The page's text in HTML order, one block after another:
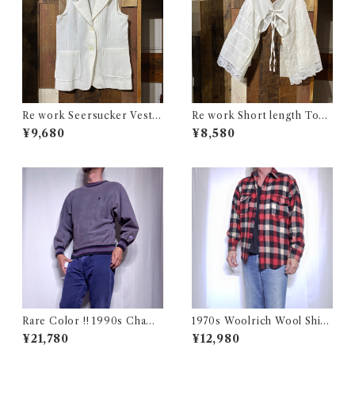
Re work Seersucker Vest /
リワーク シアサッカー ベスト
古着
¥9,680
Re work Short length Tops
/ リワーク ショート丈 ボレロ
シャツ 古着
¥8,580
Rare Color !! 1990s Champ
ion Reverse Weave Charco
al Gray Size M / チャンピオ
¥21,780
1970s Woolrich Wool Shirt
CPO / 70年代 白タグ ウール
リッチ 三色 ブロック チェック
¥12,980